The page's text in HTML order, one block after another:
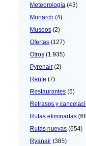
Meteorologí­a (43)
Monarch (4)
Museos (2)
Ofertas (127)
Otros (1.935)
Pyrenair (2)
Renfe (7)
Restaurantes (5)
Retrasos y
Rutas eliminadas
Rutas nuevas (654)
Ryanair (385)